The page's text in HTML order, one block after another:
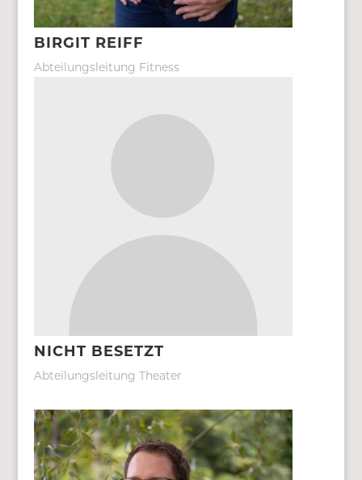
BIRGIT REIFF
Abteilungsleitung Fitness
NICHT BESETZT
Abteilungsleitung Theater